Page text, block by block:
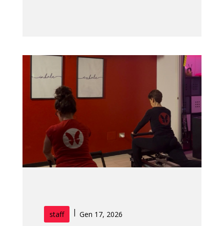
staff | Gen 17, 2026